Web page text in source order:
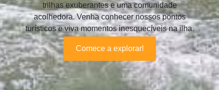
trilhas exuberantes e uma comunidade
acolhedora. Venha conhecer nossos pontos
turísticos e viva momentos inesquecíveis na ilha.
Comece a explorar!